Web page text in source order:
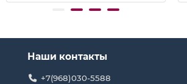
Наши контакты
+7(968)030-5588